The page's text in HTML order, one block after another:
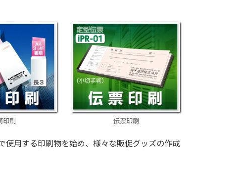
印刷 伝票印刷
使用する印刷物を始め、様々な販促グッズの作成